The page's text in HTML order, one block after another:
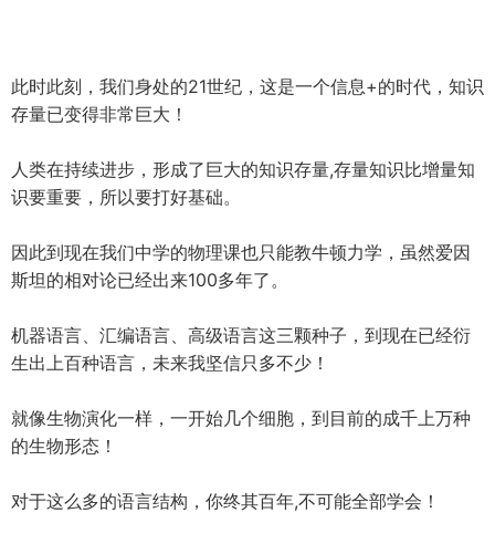
此时此刻，我们身处的21世纪，这是一个信息+的时代，知识
存量已变得非常巨大！
人类在持续进步，形成了巨大的知识存量,存量知识比增量知
识要重要，所以要打好基础。
因此到现在我们中学的物理课也只能教牛顿力学，虽然爱因
斯坦的相对论已经出来100多年了。
机器语言、汇编语言、高级语言这三颗种子，到现在已经衍
生出上百种语言，未来我坚信只多不少！
就像生物演化一样，一开始几个细胞，到目前的成千上万种
的生物形态！
对于这么多的语言结构，你终其百年,不可能全部学会！